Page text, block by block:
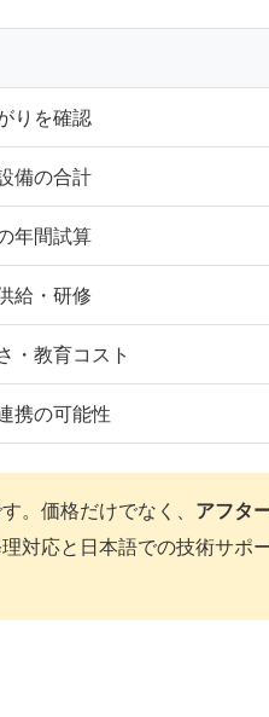
りを確認
備の合計
年間試算
給・研修
・教育コスト
携の可能性
。価格だけでなく、 アフタ
対応と日本語での技術サポ